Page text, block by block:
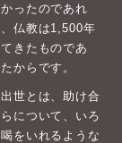
ったのであれ
仏教は1,500年
きたものであ
からです。
世とは、助け合
について、いろ
をいれるような